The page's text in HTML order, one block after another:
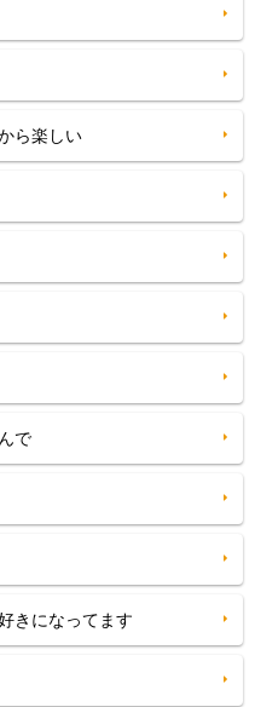
ら楽しい
で
きになってます